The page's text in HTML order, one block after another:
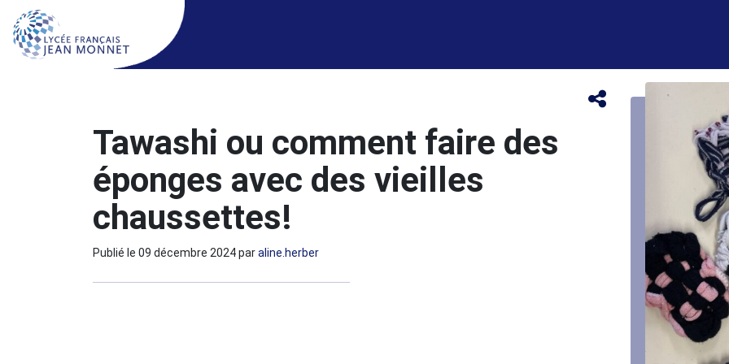
Tawashi ou comment faire des
éponges avec des vieilles
chaussettes!
Publié le 09 décembre 2024paraline.herber